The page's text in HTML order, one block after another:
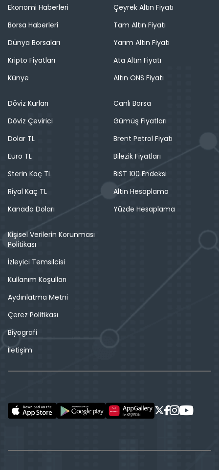
Ekonomi Haberleri
Borsa Haberleri
Dünya Borsaları
Kripto Fiyatları
Künye
Çeyrek Altın Fiyatı
Tam Altın Fiyatı
Yarım Altın Fiyatı
Ata Altın Fiyatı
Altın ONS Fiyatı
Döviz Kurları
Döviz Çevirici
Dolar TL
Euro TL
Sterin Kaç TL
Riyal Kaç TL
Kanada Doları
Canlı Borsa
Gümüş Fiyatları
Brent Petrol Fiyatı
Bilezik Fiyatları
BIST 100 Endeksi
Altın Hesaplama
Yüzde Hesaplama
Kişisel Verilerin Korunması
Politikası
İzleyici Temsilcisi
Kullanım Koşulları
Aydınlatma Metni
Çerez Politikası
Biyografi
İletişim